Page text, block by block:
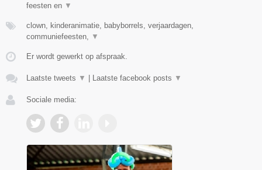
feesten en ▼
clown, kinderanimatie, babyborrels, verjaardagen,
communiefeesten, ▼
Er wordt gewerkt op afspraak.
Laatste tweets ▼ Laatste facebook posts ▼
Sociale media: